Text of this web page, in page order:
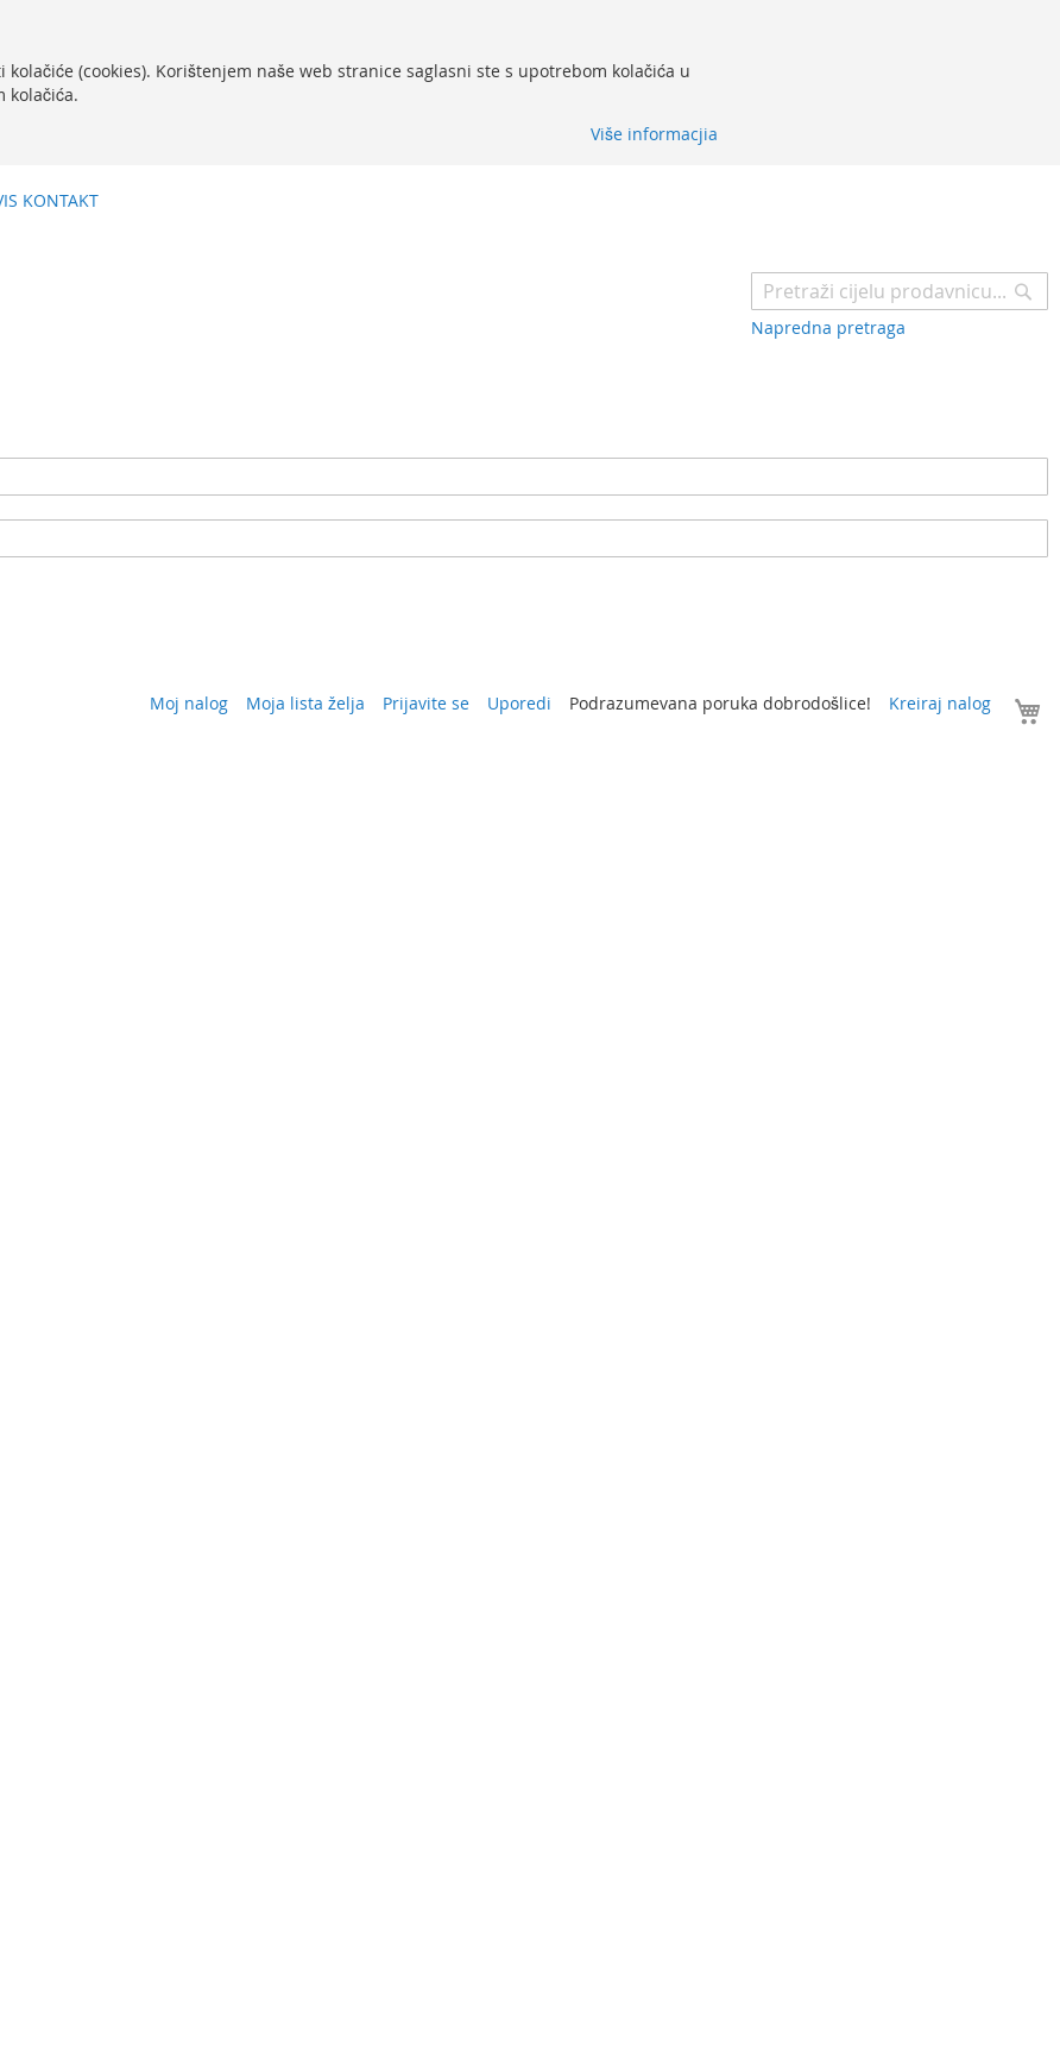
kolačiće (cookies). Korištenjem naše web stranice saglasni ste s upotrebom kolačića u
kolačića.
Više informacjia
KONTAKT
Napredna pretraga
Moj nalog Moja lista želja Prijavite se Uporedi Podrazumevana poruka dobrodošlice! Kreiraj nalog